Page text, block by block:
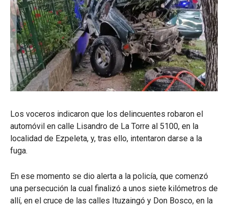
Los voceros indicaron que los delincuentes robaron el
automóvil en calle Lisandro de La Torre al 5100, en la
localidad de Ezpeleta, y, tras ello, intentaron darse a la
fuga.
En ese momento se dio alerta a la policía, que comenzó
una persecución la cual finalizó a unos siete kilómetros de
allí, en el cruce de las calles Ituzaingó y Don Bosco, en la